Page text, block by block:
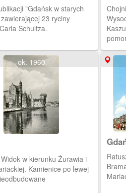
23 ryciny
Schultza.
Chojnice - miasto na
XVI
ok. 1960
Widok w kierunku Żurawia i
Kamienice po lewej